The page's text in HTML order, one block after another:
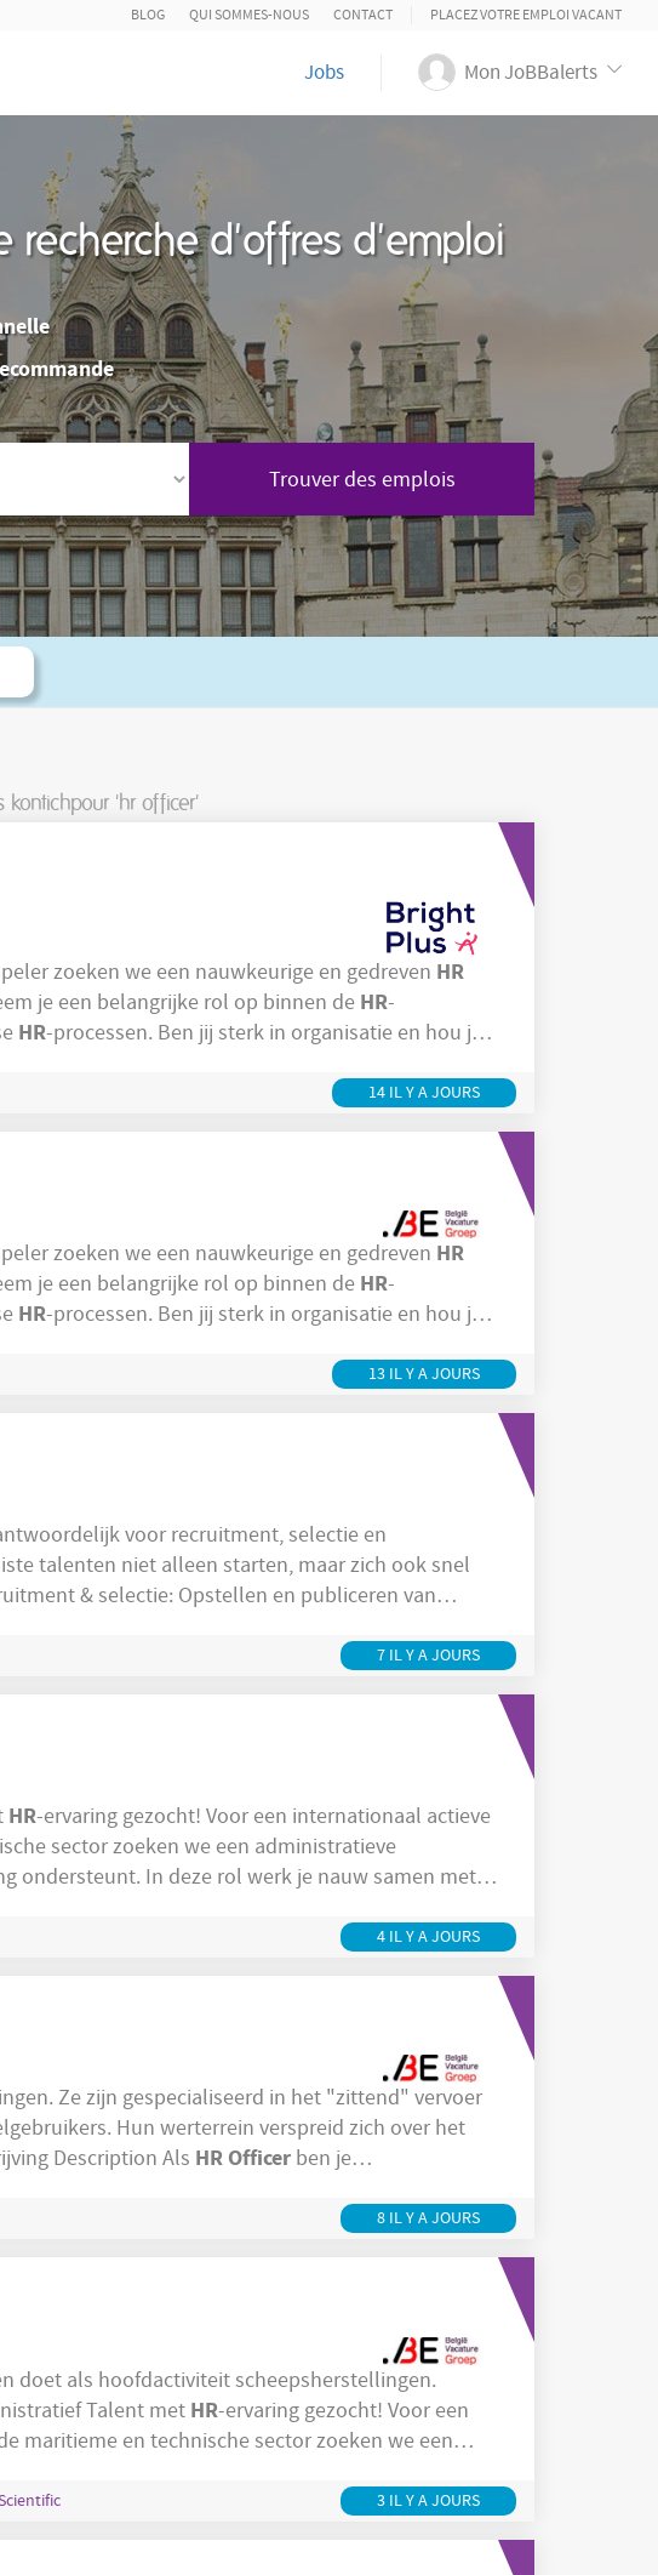
BLOG QUI SOMMES-NOUS CONTACT PLACEZ VOTRE EMPLOI VACANT
Jobs Mon JoBBalerts
recherche d'offres d'emploi
Trouver des emplois
kontichpour 'hr officer'
speler zoeken we een nauwkeurige en gedreven HR
je een belangrijke rol op binnen de HR-
HR-processen. Ben jij sterk in organisatie en hou je
14 IL Y A JOURS
speler zoeken we een nauwkeurige en gedreven HR
je een belangrijke rol op binnen de HR-
HR-processen. Ben jij sterk in organisatie en hou je
sociale documenten, en
13 IL Y A JOURS
voor recruitment, selectie en
talenten niet alleen starten, maar zich ook snel
7 IL Y A JOURS
HR-ervaring gezocht! Voor een internationaal actieve
sector zoeken we een administratieve
ondersteunt. In deze rol werk je nauw samen met
volgt
personeelsadministratie
tot in de
4 IL Y A JOURS
Ze zijn gespecialiseerd in het "zittend" vervoer
Hun werterrein verspreid zich over het
binnen-en buitenland. Functiebeschrijving Description Als HR Officerben je
ook snel thuis voelen in onze organisatie.8 IL Y A JOURS
doet als hoofdactiviteit scheepsherstellingen.
Administratief Talent met HR-ervaring gezocht! Voor een
maritieme en technische sector zoeken we een
belangrijke schakel binnen de organisatie. Dit is
3 IL Y A JOURS